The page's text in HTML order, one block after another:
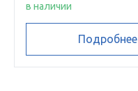
в наличии
Подробнее